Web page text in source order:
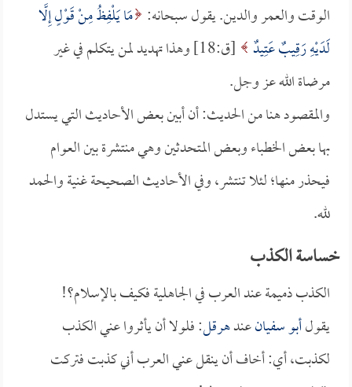
الوقت والعمر والدين. يقول سبحانه: مَا يَلْفِظُ مِنْ قَوْلٍ إِلَّا
لَدَيْهِ رَقِيبٌ عَتِيدٌ
[ق:18] وهذا تهديد لمن يتكلم في غير
مرضاة الله عز وجل.
والمقصود هنا من الحديث: أن أبين بعض الأحاديث التي يستدل
بها بعض الخطباء وبعض المتحدثين وهي منتشرة بين العوام
فيحذر منها؛ لئلا تنتشر، وفي الأحاديث الصحيحة غنية والحمد
لله.
خساسة الكذب
الكذب ذميمة عند العرب في الجاهلية فكيف بالإسلام؟!
يقولأبو سفيانعندهرقل: فلولا أن يأثروا عني الكذب
لكذبت، أي: أخاف أن ينقل عني العرب أني كذبت فتركت